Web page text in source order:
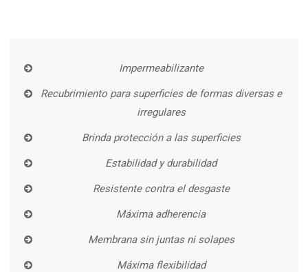
Impermeabilizante
Recubrimiento para superficies de formas diversas e
irregulares
Brinda protección a las superficies
Estabilidad y durabilidad
Resistente contra el desgaste
Máxima adherencia
Membrana sin juntas ni solapes
Máxima flexibilidad